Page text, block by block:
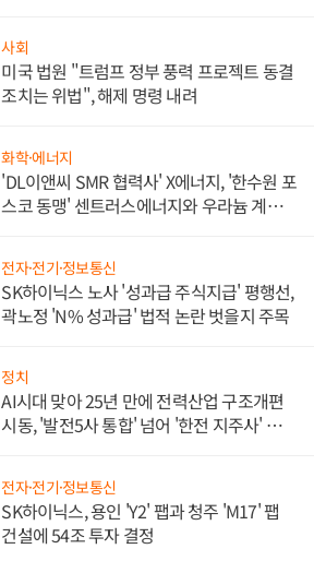
사회
미국 법원 "트럼프 정부 풍력 프로젝트 동결
조치는 위법", 해제 명령 내려
화학·에너지
'DL이앤씨 SMR 협력사' X에너지, '한수원 포
스코 동맹' 센트러스에너지와 우라늄 계약
전자·전기·정보통신
SK하이닉스 노사 '성과급 주식지급' 평행선,
곽노정 'N% 성과급' 법적 논란 벗을지 주목
정치
AI시대 맞아 25년 만에 전력산업 구조개편
시동, '발전5사 통합' 넘어 '한전 지주사' 재편
전자·전기·정보통신
SK하이닉스, 용인 'Y2' 팹과 청주 'M17' 팹
건설에 54조 투자 결정